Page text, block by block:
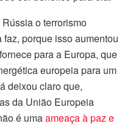
o terrorismo
porque isso aumentou
para a Europa, que
europeia para um
deixou claro que,
da União Europeia
é umaameaça à paz e